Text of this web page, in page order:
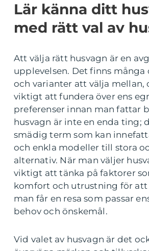
Lär känna ditt
med rätt val av
Att välja rätt husvagn är en
upplevelsen. Det finns
och varianter att välja mellan,
viktigt att fundera över ens
preferenser innan man fattar
husvagn är inte en enda ting;
smädig term som kan
och enkla modeller till stora
alternativ. När man väljer
viktigt att tänka på faktorer
komfort och utrustning för att
man får en resa som passar
behov och önskemål.
Vid valet av husvagn är det